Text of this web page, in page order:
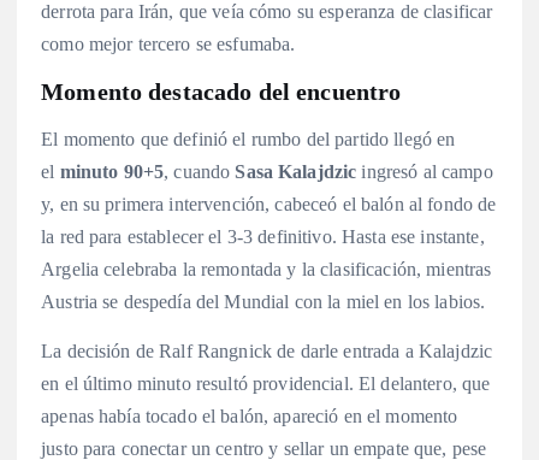
derrota para Irán, que veía cómo su esperanza de clasificar
como mejor tercero se esfumaba.
Momento destacado del encuentro
El momento que definió el rumbo del partido llegó en
el minuto 90+5, cuando Sasa Kalajdzic ingresó al campo
y, en su primera intervención, cabeceó el balón al fondo de
la red para establecer el 3-3 definitivo. Hasta ese instante,
Argelia celebraba la remontada y la clasificación, mientras
Austria se despedía del Mundial con la miel en los labios.
La decisión de Ralf Rangnick de darle entrada a Kalajdzic
en el último minuto resultó providencial. El delantero, que
apenas había tocado el balón, apareció en el momento
justo para conectar un centro y sellar un empate que, pese